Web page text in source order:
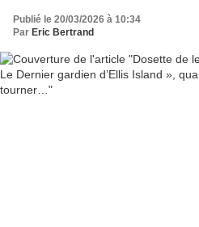
Publié le 20/03/2026 à 10:34
Par Eric Bertrand